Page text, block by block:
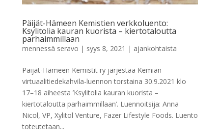
Päijät-Hämeen Kemistien verkkoluento:
Ksylitolia kauran kuorista – kiertotaloutta
parhaimmillaan
mennessä seravo | syys 8, 2021 | ajankohtaista
Päijät-Hämeen Kemistit ry järjestää Kemian
virtuaalitiedekahvila-luennon torstaina 30.9.2021 klo
17–18 aiheesta ’Ksylitolia kauran kuorista –
kiertotaloutta parhaimmillaan’. Luennoitsija: Anna
Nicol, VP, Xylitol Venture, Fazer Lifestyle Foods. Luento
toteutetaan...